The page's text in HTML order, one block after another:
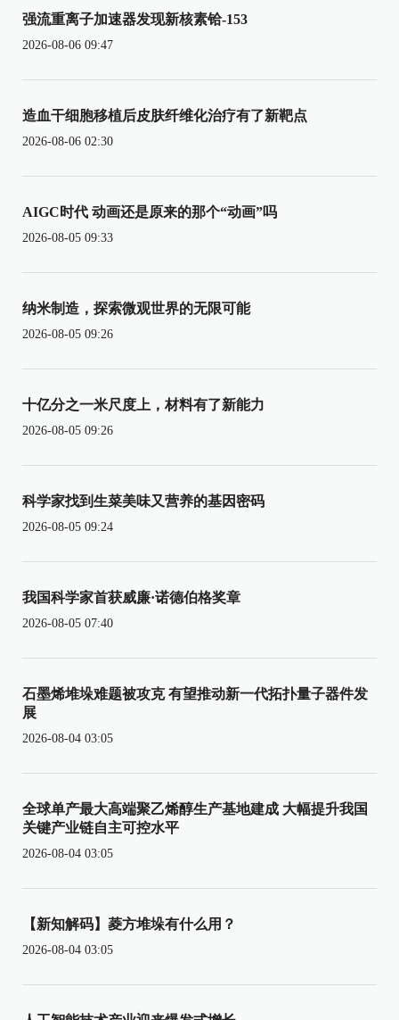
强流重离子加速器发现新核素铪-153
2026-08-06 09:47
造血干细胞移植后皮肤纤维化治疗有了新靶点
2026-08-06 02:30
AIGC时代 动画还是原来的那个“动画”吗
2026-08-05 09:33
纳米制造，探索微观世界的无限可能
2026-08-05 09:26
十亿分之一米尺度上，材料有了新能力
2026-08-05 09:26
科学家找到生菜美味又营养的基因密码
2026-08-05 09:24
我国科学家首获威廉·诺德伯格奖章
2026-08-05 07:40
石墨烯堆垛难题被攻克 有望推动新一代拓扑量子器件发
展
2026-08-04 03:05
全球单产最大高端聚乙烯醇生产基地建成 大幅提升我国
关键产业链自主可控水平
2026-08-04 03:05
【新知解码】菱方堆垛有什么用？
2026-08-04 03:05